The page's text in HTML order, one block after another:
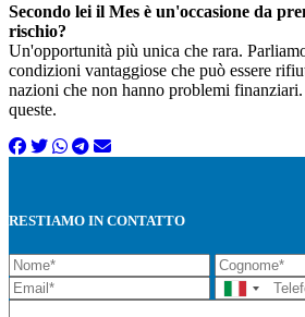
Secondo lei il Mes è un'occasione da
rischio?
Un'opportunità più unica che rara.
condizioni vantaggiose che può essere
nazioni che non hanno problemi
queste.
RESTIAMO IN CONTATTO